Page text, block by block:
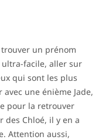
un prénom
ultra-facile, aller sur
qui sont les plus
une énième Jade,
pour la retrouver
des Chloé, il y en a
Attention aussi,